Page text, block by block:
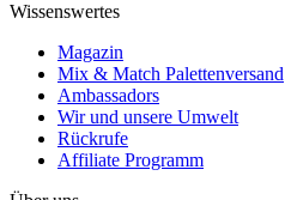
Wissenswertes
Magazin
Mix & Match Palettenversand
Ambassadors
Wir und unsere Umwelt
Rückrufe
Affiliate Programm